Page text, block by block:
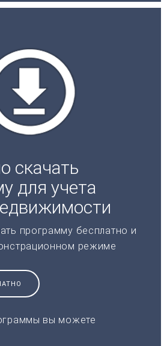
скачать
для учета
программу бесплатно и
режиме
вы можете